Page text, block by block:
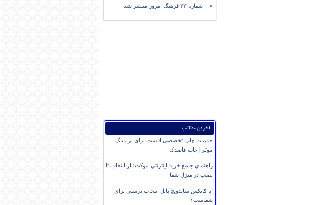
شماره ۲۲ فرهنگ امروز منتشر شد
آخرین مطالب
خدمات چاپ تخصصی افست برای برندینگ
موثر | چاپ قاصدک
راهنمای جامع خرید اینترنتی موکت؛ از انتخاب تا
نصب در منزل شما
آیا کانکس ساندویچ پانل انتخاب درستی برای
شماست؟